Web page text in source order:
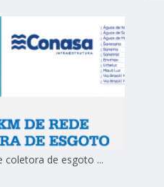
coletora de esgoto ...